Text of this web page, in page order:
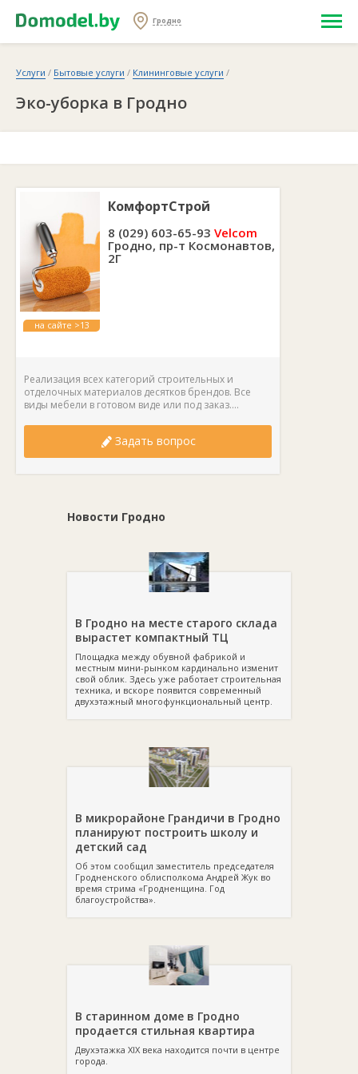
Гродно
Услуги / Бытовые услуги / Клининговые услуги /
Эко-уборка в Гродно
на сайте >13
КомфортСтрой
8 (029) 603-65-93 Velcom
Гродно, пр-т Космонавтов,
2Г
Реализация всех категорий строительных и
отделочных материалов десятков брендов. Все
виды мебели в готовом виде или под заказ....
Задать вопрос
Новости Гродно
В Гродно на месте старого склада
вырастет компактный ТЦ
Площадка между обувной фабрикой и
местным мини-рынком кардинально изменит
свой облик. Здесь уже работает строительная
техника, и вскоре появится современный
двухэтажный многофункциональный центр.
В микрорайоне Грандичи в Гродно
планируют построить школу и
детский сад
Об этом сообщил заместитель председателя
Гродненского облисполкома Андрей Жук во
время стрима «Гродненщина. Год
благоустройства».
В старинном доме в Гродно
продается стильная квартира
Двухэтажка XIX века находится почти в центре
города.